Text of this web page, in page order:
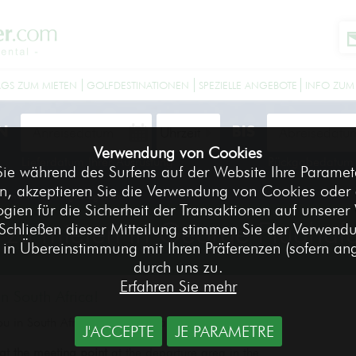
ZUM MIETEN GOLFDESTINATIONEN SPEZIELLE ANGEBOTE INFO ZUM
Lieferdatum Ihrer Ausrüstung
BIS
mieten in George Flughafen
mieten in George
Africa!
in South Africa, at George airport !
Verwendung von Cookies
während des Surfens auf der Website Ihre
akzeptieren Sie die Verwendung von Cookies oder
für die Sicherheit der Transaktionen auf unserer
dieser Mitteilung stimmen Sie der
Übereinstimmung mit Ihren Präferenzen (sofern
durch uns zu.
Erfahren Sie mehr
J'ACCEPTE JE PARAMETRE